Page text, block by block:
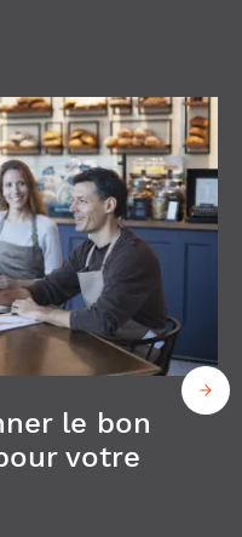
le bon
votre